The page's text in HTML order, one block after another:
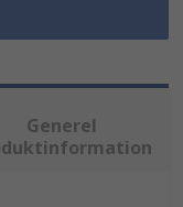
Generel